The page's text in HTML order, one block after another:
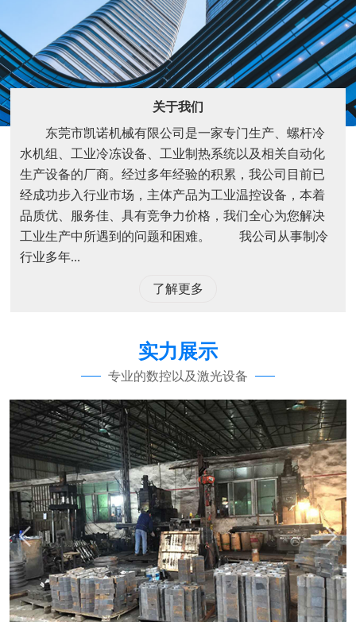
关于我们
东莞市凯诺机械有限公司是一家专门生产、螺杆冷
水机组、工业冷冻设备、工业制热系统以及相关自动化
生产设备的厂商。经过多年经验的积累，我公司目前已
经成功步入行业市场，主体产品为工业温控设备，本着
品质优、服务佳、具有竞争力价格，我们全心为您解决
工业生产中所遇到的问题和困难。 我公司从事制冷
行业多年...
了解更多
实力展示
专业的数控以及激光设备